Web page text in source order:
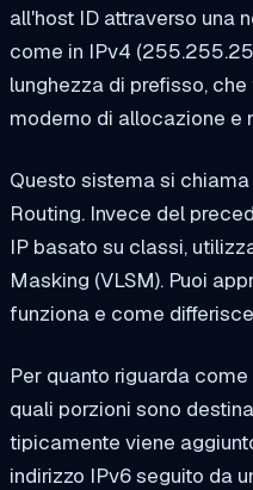
all'host ID attraverso una
come in IPv4
lunghezza di prefisso,
moderno di allocazione e
Questo sistema si
Routing. Invece del
IP basato su classi,
Masking (VLSM). Puoi
funziona e come
Per quanto riguarda
quali porzioni sono
tipicamente viene
indirizzo IPv6 seguito da